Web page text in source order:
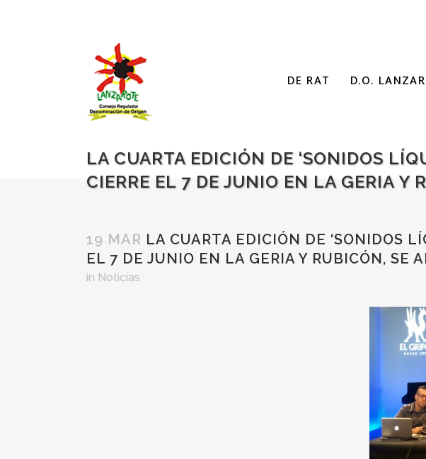
DE RAT D.O.
LA CUARTA EDICIÓN DE ‘SONIDOS
CIERRE EL 7 DE JUNIO EN LA GERIA Y
19 MAR LA CUARTA EDICIÓN DE ‘SONIDOS
EL 7 DE JUNIO EN LA GERIA Y RUBICÓN, SE
in Noticias